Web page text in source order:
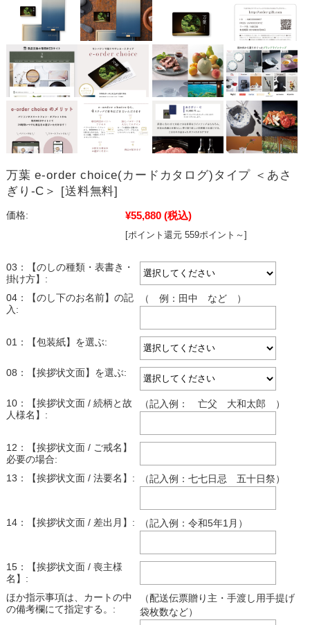
万葉 e-order choice(カードカタログ)タイプ ＜あさ
ぎり-C＞ [送料無料]
価格: ¥55,880 (税込)
[ポイント還元 559ポイント～]
03：【のしの種類・表書き・
掛け方】:
04：【のし下のお名前】の記
入:
（ 例：田中 など ）
01：【包装紙】を選ぶ:
08：【挨拶状文面】を選ぶ:
10：【挨拶状文面 / 続柄と故
人様名】:
（記入例： 亡父 大和太郎 ）
12：【挨拶状文面 / ご戒名】
必要の場合:
13：【挨拶状文面 / 法要名】:
（記入例：七七日忌 五十日祭）
14：【挨拶状文面 / 差出月】: （記入例：令和5年1月）
15：【挨拶状文面 / 喪主様
名】:
ほか指示事項は、カートの中
の備考欄にて指定する。:
（配送伝票贈り主・手渡し用手提げ
袋枚数など）